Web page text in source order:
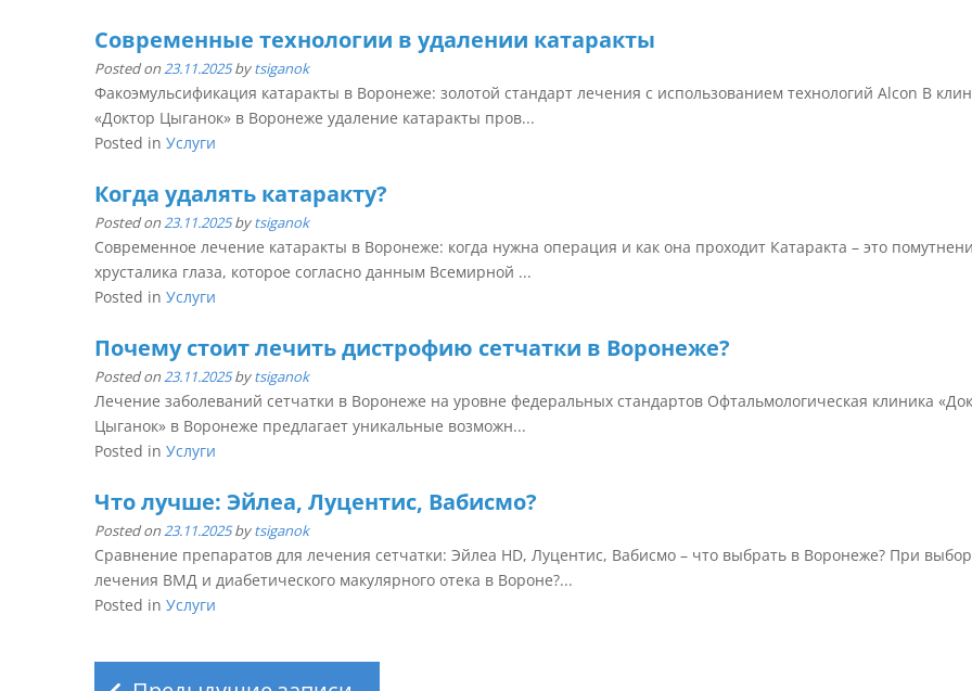
Современные технологии в удалении катаракты
Posted on23.11.2025bytsiganok
Факоэмульсификация катаракты в Воронеже: золотой стандарт лечения с использованием технологий Alcon В
«Доктор Цыганок» в Воронеже удаление катаракты пров...
Posted in Услуги
Когда удалять катаракту?
Posted on23.11.2025bytsiganok
Современное лечение катаракты в Воронеже: когда нужна операция и как она проходит Катаракта – это
хрусталика глаза, которое согласно данным Всемирной ...
Posted in Услуги
Почему стоит лечить дистрофию сетчатки в Воронеже?
Posted on23.11.2025bytsiganok
Лечение заболеваний сетчатки в Воронеже на уровне федеральных стандартов Офтальмологическая клиника
Цыганок» в Воронеже предлагает уникальные возможн...
Posted in Услуги
Что лучше: Эйлеа, Луцентис, Вабисмо?
Posted on23.11.2025bytsiganok
Сравнение препаратов для лечения сетчатки: Эйлеа HD, Луцентис, Вабисмо – что выбрать в Воронеже? При
лечения ВМД и диабетического макулярного отека в Вороне?...
Posted in Услуги
Навигация